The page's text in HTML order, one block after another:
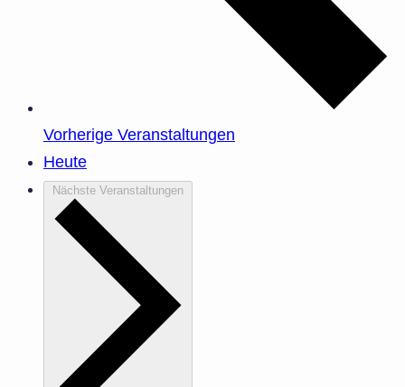
Vorherige Veranstaltungen
Heute
Nächste Veranstaltungen